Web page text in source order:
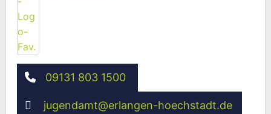
09131 803 1500
jugendamt@erlangen-hoechstadt.de